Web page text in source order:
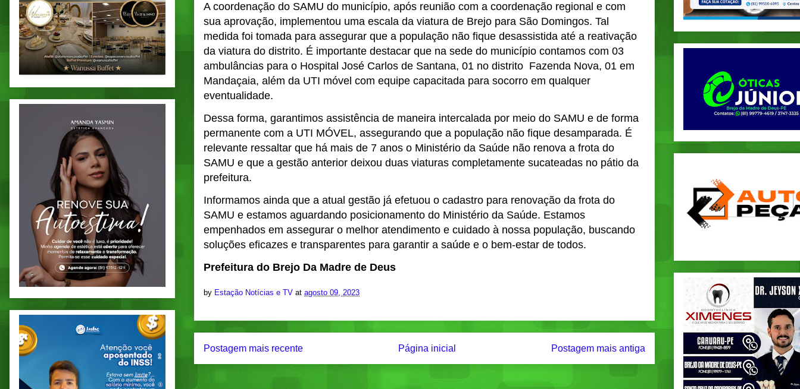
A coordenação do SAMU do município, após reunião com a coordenação regional e com
sua aprovação, implementou uma escala da viatura de Brejo para São Domingos. Tal
medida foi tomada para assegurar que a população não fique desassistida até a reativação
da viatura do distrito. É importante destacar que na sede do município contamos com 03
ambulâncias para o Hospital José Carlos de Santana, 01 no distrito Fazenda Nova, 01 em
Mandaçaia, além da UTI móvel com equipe capacitada para socorro em qualquer
eventualidade.
Dessa forma, garantimos assistência de maneira intercalada por meio do SAMU e de forma
permanente com a UTI MÓVEL, assegurando que a população não fique desamparada. É
relevante ressaltar que há mais de 7 anos o Ministério da Saúde não renova a frota do
SAMU e que a gestão anterior deixou duas viaturas completamente sucateadas no pátio da
prefeitura.
Informamos ainda que a atual gestão já efetuou o cadastro para renovação da frota do
SAMU e estamos aguardando posicionamento do Ministério da Saúde. Estamos
empenhados em assegurar o melhor atendimento e cuidado à nossa população, buscando
soluções eficazes e transparentes para garantir a saúde e o bem-estar de todos.
Prefeitura do Brejo Da Madre de Deus
by Estação Notícias e TV at agosto 09, 2023
Postagem mais recente Postagem mais antiga
Página inicial